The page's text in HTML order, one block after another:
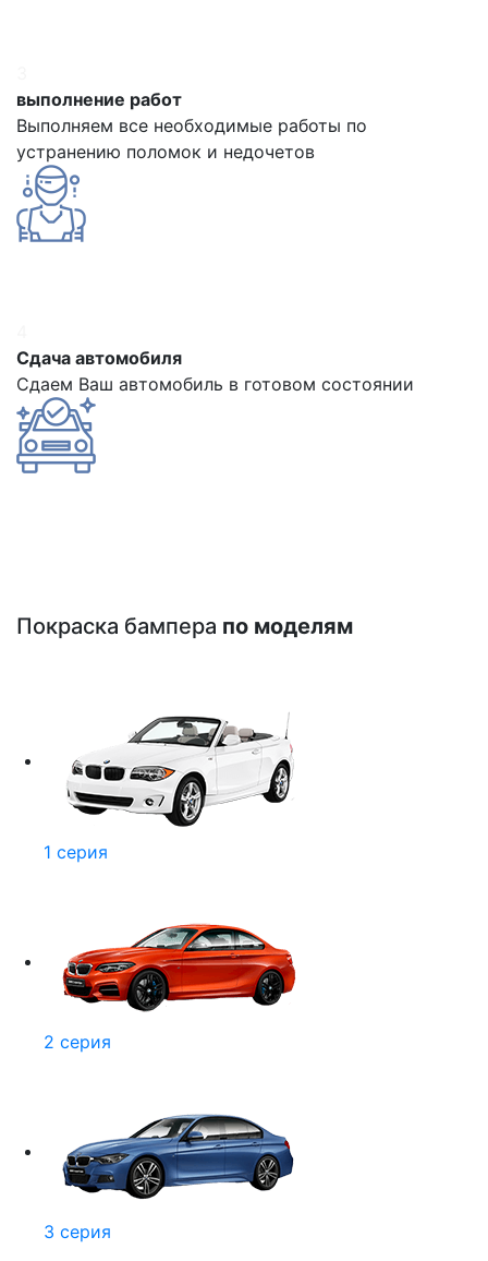
выполнение работ
Выполняем все необходимые работы по
устранению поломок и недочетов
Сдача автомобиля
Сдаем Ваш автомобиль в готовом состоянии
Покраска бампера по моделям
1 серия
2 серия
3 серия